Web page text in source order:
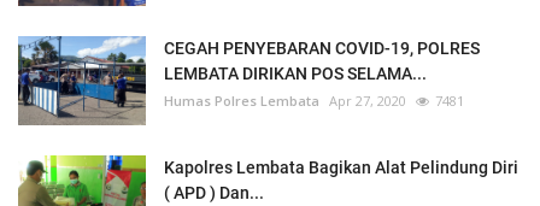
CEGAH PENYEBARAN COVID-19, POLRES
LEMBATA DIRIKAN POS SELAMA...
Humas Polres Lembata Apr 27, 2020 7481
Kapolres Lembata Bagikan Alat Pelindung Diri
( APD ) Dan...